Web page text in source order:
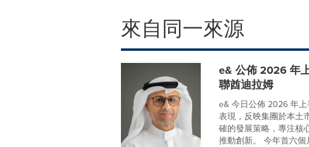
來自同一來源
e& 公佈 2026 年
聯酋迪拉姆
e& 今日公佈 2026 年
表現，反映集團於本土
確的發展策略，專注核
推動創新。 今年首六個